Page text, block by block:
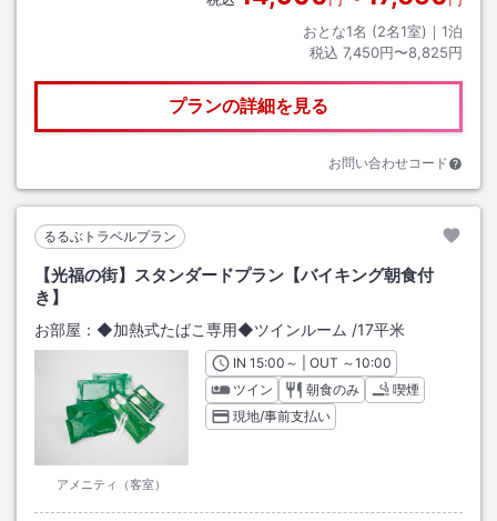
おとな1名 (2名1室)｜ 1泊
税込 7,450円〜8,825円
プランの詳細を見る
お問い合わせコード
るるぶトラベルプラン
【光福の街】スタンダードプラン【バイキング朝食付
き】
お部屋： ◆加熱式たばこ専用◆ツインルーム /17平米
アメニティ（客室）
INチェックイン
15:00 ～ | OUT チェックアウト
～10:00
ツイン
朝食のみ
喫煙
現地/事前支払い